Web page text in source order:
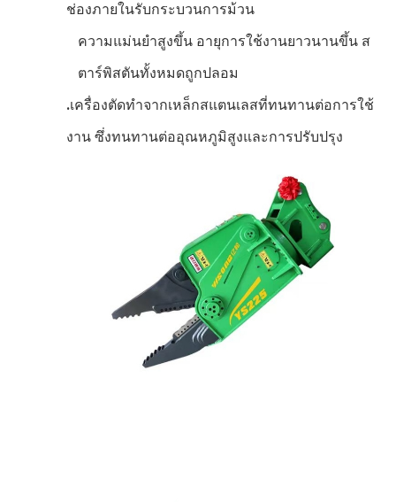
ช่องภายในรับกระบวนการม้วน
ความแม่นยําสูงขึ้น อายุการใช้งานยาวนานขึ้น ส
ตาร์พิสตันทั้งหมดถูกปลอม
.เครื่องตัดทําจากเหล็กสแตนเลสที่ทนทานต่อการใช้
งาน ซึ่งทนทานต่ออุณหภูมิสูงและการปรับปรุง